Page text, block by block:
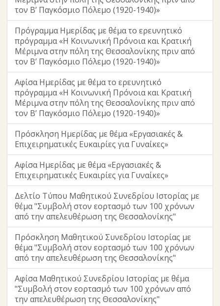
τον Β’ Παγκόσμιο Πόλεμο (1920-1940)»
Πρόγραμμα Ημερίδας με θέμα το ερευνητικό
πρόγραμμα «Η Κοινωνική Πρόνοια και Κρατική
Μέριμνα στην πόλη της Θεσσαλονίκης πριν από
τον Β’ Παγκόσμιο Πόλεμο (1920-1940)»
Αφίσα Ημερίδας με θέμα το ερευνητικό
πρόγραμμα «Η Κοινωνική Πρόνοια και Κρατική
Μέριμνα στην πόλη της Θεσσαλονίκης πριν από
τον Β’ Παγκόσμιο Πόλεμο (1920-1940)»
Πρόσκληση Ημερίδας με θέμα «Eργασιακές &
Επιχειρηματικές Ευκαιρίες για Γυναίκες»
Αφίσα Ημερίδας με θέμα «Eργασιακές &
Επιχειρηματικές Ευκαιρίες για Γυναίκες»
Δελτίο Τύπου Μαθητικού Συνεδρίου Ιστορίας με
θέμα "Συμβολή στον εορτασμό των 100 χρόνων
από την απελευθέρωση της Θεσσαλονίκης"
Πρόσκληση Μαθητικού Συνεδρίου Ιστορίας με
θέμα "Συμβολή στον εορτασμό των 100 χρόνων
από την απελευθέρωση της Θεσσαλονίκης"
Αφίσα Μαθητικού Συνεδρίου Ιστορίας με θέμα
"Συμβολή στον εορτασμό των 100 χρόνων από
την απελευθέρωση της Θεσσαλονίκης"